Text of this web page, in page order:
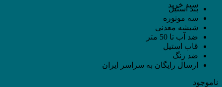
سبد خرید
بند استیل
سه موتوره
شیشه معدنی
ضد آب تا 50 متر
قاب استیل
ضد زنگ
ارسال رایگان به سراسر ایران
ناموجود